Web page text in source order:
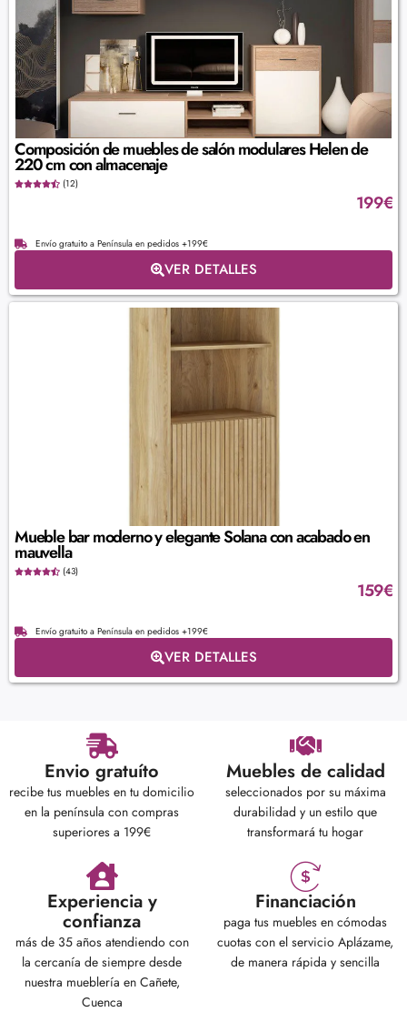
Composición de muebles de salón modulares Helen de
220 cm con almacenaje
(12)
199€
Envío gratuito a Península en pedidos +199€
VER DETALLES
Mueble bar moderno y elegante Solana con acabado en
mauvella
(43)
159€
Envío gratuito a Península en pedidos +199€
VER DETALLES
Envio gratuíto
recibe tus muebles en tu domicilio
en la península con compras
superiores a 199€
Muebles de calidad
seleccionados por su máxima
durabilidad y un estilo que
transformará tu hogar
Experiencia y
confianza
más de 35 años atendiendo con
la cercanía de siempre desde
nuestra mueblería en Cañete,
Cuenca
Financiación
paga tus muebles en cómodas
cuotas con el servicio Aplázame,
de manera rápida y sencilla